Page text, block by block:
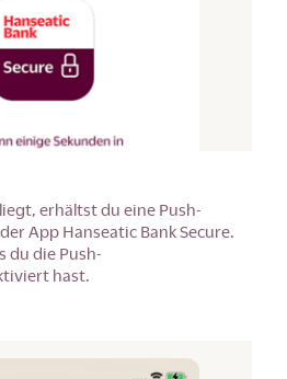
erhältst du eine Push-
App Hanseatic Bank Secure.
du die Push-
hast.